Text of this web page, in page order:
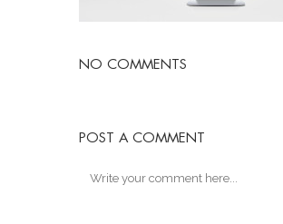
NO COMMENTS
POST A COMMENT